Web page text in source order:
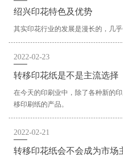
绍兴印花特色及优势
其实印花行业的发展是漫长的，几
2022-02-23
转移印花纸是不是主流选择
在今天的印刷业中，除了各种新的
移印刷纸的产品。
2022-02-21
转移印花纸会不会成为市场